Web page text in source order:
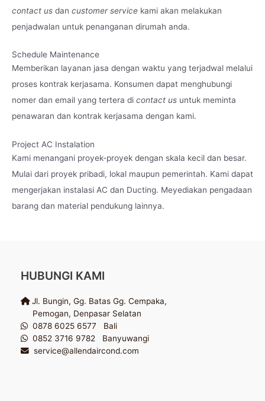
contact us dan customer service kami akan melakukan
penjadwalan untuk penanganan dirumah anda.
Schedule Maintenance
Memberikan layanan jasa dengan waktu yang terjadwal melalui
proses kontrak kerjasama. Konsumen dapat menghubungi
nomer dan email yang tertera di contact us untuk meminta
penawaran dan kontrak kerjasama dengan kami.
Project AC Instalation
Kami menangani proyek-proyek dengan skala kecil dan besar.
Mulai dari proyek pribadi, lokal maupun pemerintah. Kami dapat
mengerjakan instalasi AC dan Ducting. Meyediakan pengadaan
barang dan material pendukung lainnya.
HUBUNGI KAMI
Jl. Bungin, Gg. Batas Gg. Cempaka,
Pemogan, Denpasar Selatan
0878 6025 6577 Bali
0852 3716 9782 Banyuwangi
service@allendaircond.com